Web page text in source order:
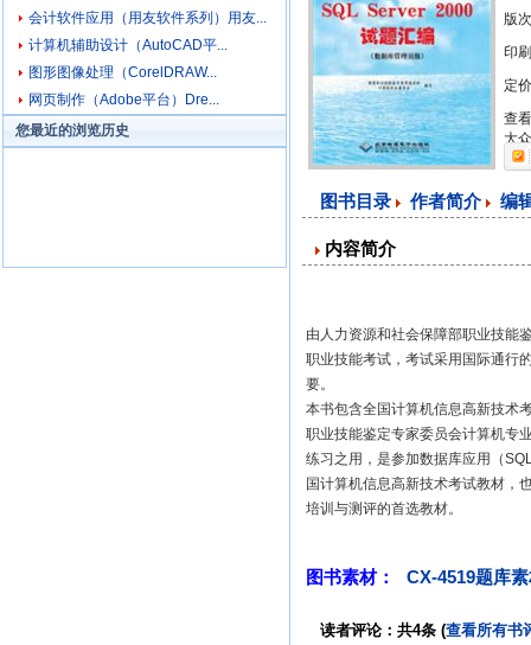
会计软件应用（用友软件系列）用友...
计算机辅助设计（AutoCAD平...
图形图像处理（CorelDRAW...
网页制作（Adobe平台）Dre...
您最近的浏览历史
版
印
定
查
大
图书目录 作者简介 编
内容简介
由人力资源和社会保障部职业技能
职业技能考试，考试采用国际通行
要。
本书包含全国计算机信息高新技术
职业技能鉴定专家委员会计算机专
练习之用，是参加数据库应用（
国计算机信息高新技术考试教材，
培训与测评的首选教材。
图书素材： CX-4519题库
读者评论：共4条 (查看所有书